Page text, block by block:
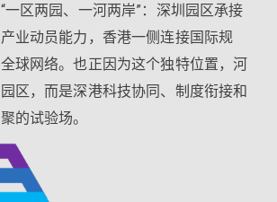
一区两园、一河两岸”：深圳园区承接
业动员能力，香港一侧连接国际规
球网络。也正因为这个独特位置，河
区，而是深港科技协同、制度衔接和
的试验场。